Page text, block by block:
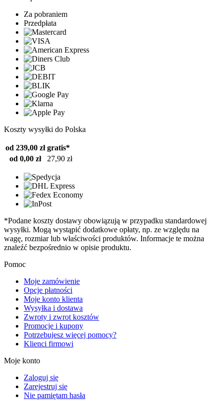
Za pobraniem
Przedpłata
Koszty wysyłki do Polska
od 239,00 zł gratis*
od 0,00 zł
27,90 zł
*Podane koszty dostawy obowiązują w przypadku standardowej
wysyłki. Mogą wystąpić dodatkowe opłaty, np. ze względu na
wagę, rozmiar lub właściwości produktów. Informacje te można
znaleźć bezpośrednio w opisie produktu.
Pomoc
Moje zamówienie
Opcje płatności
Moje konto klienta
Wysyłka i dostawa
Zwroty i zwrot kosztów
Promocje i kupony
Potrzebujesz więcej pomocy?
Klienci firmowi
Moje konto
Zaloguj się
Zarejestruj się
Nie pamiętam hasła